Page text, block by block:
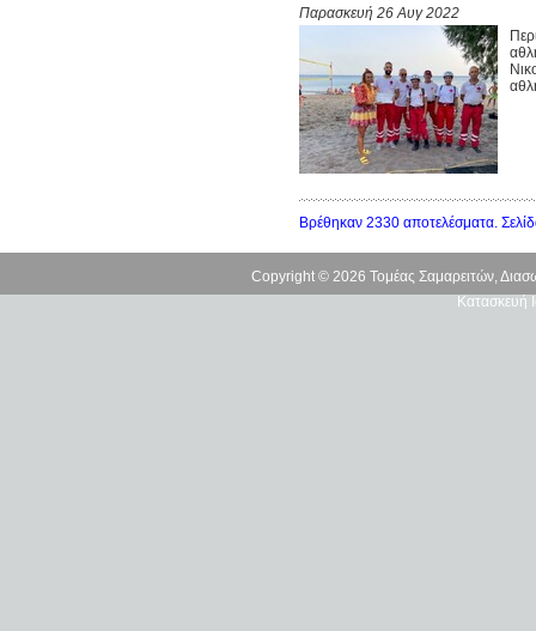
Παρασκευή 26 Αυγ 2022
Βρέθηκαν 2330 αποτελέσματα.
Copyright © 2026 Τομέας Σαμαρειτών,
Κατασκευή